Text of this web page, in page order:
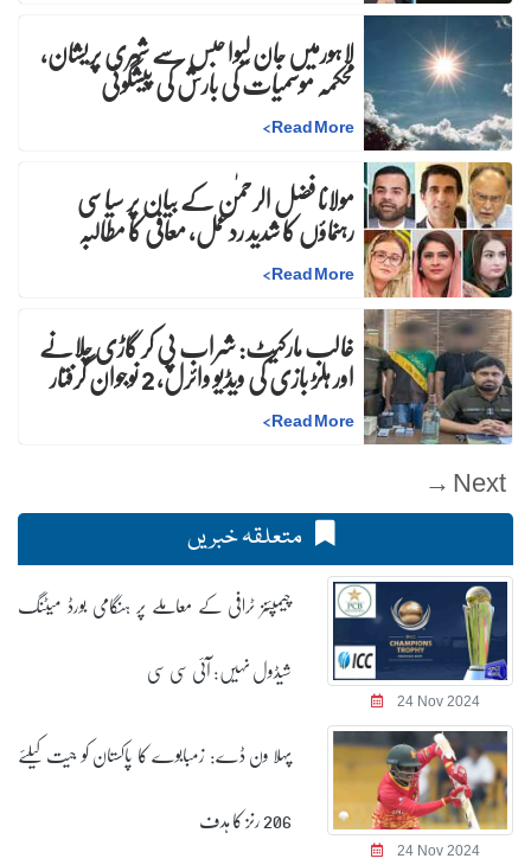
لاہورمیں جان لیوا حبس سے شہری پریشان،
محکمہ موسمیات کی بارش کی پیشگوئی
Read More
>
مولانا فضل الرحمٰن کے بیان پر سیاسی
رہنماؤں کا شدید ردعمل، معافی کا مطالبہ
Read More
>
غالب مارکیٹ: شراب پی کر گاڑی چلانے
اور ہلڑ بازی کی ویڈیو وائرل، 2 نوجوان گرفتار
Read More
>
Next →
متعلقہ خبریں
24 Nov 2024
چیمپئنز ٹرافی کے معاملے پر ہنگامی بورڈ میٹنگ
شیڈول نہیں: آئی سی سی
24 Nov 2024
پہلا ون ڈے: زمبابوے کا پاکستان کو جیت کیلئے
206 رنز کا ہدف